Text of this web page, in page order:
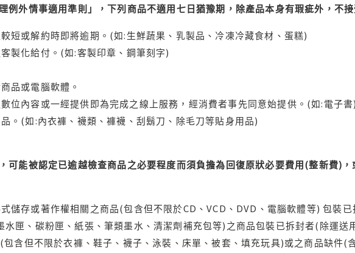
例外情事適用準則」，下列商品不適用七日猶豫期，除產品本身有瑕疵外，不接
短或解約時即將逾期。(如:生鮮蔬果、乳製品、冷凍冷藏食材、蛋糕)
製化給付。(如:客製印章、鋼筆刻字)
品或電腦軟體。
位內容或一經提供即為完成之線上服務，經消費者事先同意始提供。(如:電子書)
。(如:內衣褲、襪類、褲襪、刮鬍刀、除毛刀等貼身用品)
可能被認定已逾越檢查商品之必要程度而須負擔為回復原狀必要費用(整新費)
儲存或著作權相關之商品(包含但不限於CD、VCD、DVD、電腦軟體等) 包裝
水匣、碳粉匣、紙張、筆類墨水、清潔劑補充包等)之商品包裝已拆封者(除運送
含但不限於衣褲、鞋子、襪子、泳裝、床單、被套、填充玩具)或之商品缺件(